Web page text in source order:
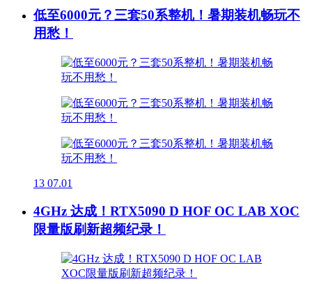
低至6000元？三套50系整机！暑期装机畅玩不
用愁！
13 07.01
4GHz 达成！RTX5090 D HOF OC LAB XOC
限量版刷新超频纪录！